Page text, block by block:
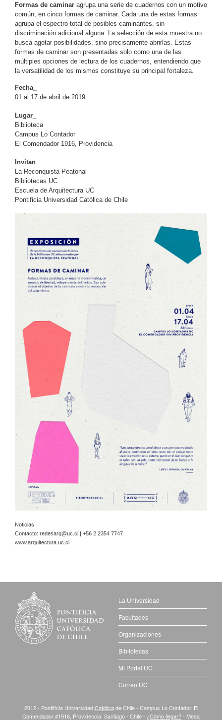
Formas de caminar agrupa una serie de cuadernos con un motivo
común, en cinco formas de caminar. Cada una de estas formas
agrupa el espectro total de posibles caminantes, sin
discriminación adicional alguna. La selección de esta muestra no
busca agotar posibilidades, sino precisamente abrirlas. Estas
formas de caminar son presentadas solo como una de las
múltiples opciones de lectura de los cuadernos, entendiendo que
la versatilidad de los mismos constituye su principal fortaleza.
Fecha_
01 al 17 de abril de 2019
Lugar_
Biblioteca
Campus Lo Contador
El Comendador 1916, Providencia
Invitan_
La Reconquista Peatonal
Bibliotecas UC
Escuela de Arquitectura UC
Pontificia Universidad Católica de Chile
Noticias
Contacto: redesarq@uc.cl
| +56 2 2354 7747
www.arquitectura.uc.cl
La Universidad
Facultades
Organizaciones
Bibliotecas
Mi Portal UC
Correo UC
2012 - Pontificia UniversidadCatólicade Chile - Campus Lo Contador. El
Comendador #1916, Providencia. Santiago - Chile - ¿Cómo llegar?- Mesa